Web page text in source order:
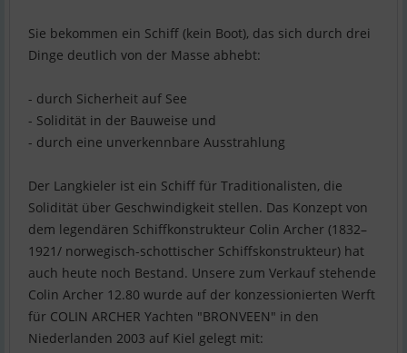
Sie bekommen ein Schiff (kein Boot), das sich durch drei
Dinge deutlich von der Masse abhebt:
- durch Sicherheit auf See
- Solidität in der Bauweise und
- durch eine unverkennbare Ausstrahlung
Der Langkieler ist ein Schiff für Traditionalisten, die
Solidität über Geschwindigkeit stellen. Das Konzept von
dem legendären Schiffkonstrukteur Colin Archer (1832–
1921/ norwegisch-schottischer Schiffskonstrukteur) hat
auch heute noch Bestand. Unsere zum Verkauf stehende
Colin Archer 12.80 wurde auf der konzessionierten Werft
für COLIN ARCHER Yachten "BRONVEEN" in den
Niederlanden 2003 auf Kiel gelegt mit: